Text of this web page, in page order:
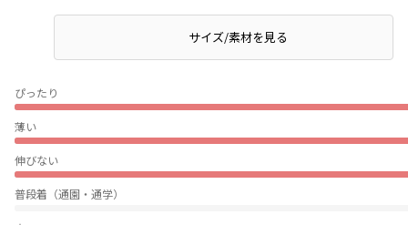
ぴったり
薄い
伸びない
普段着（通園・通学）
サイズ/素材を見る